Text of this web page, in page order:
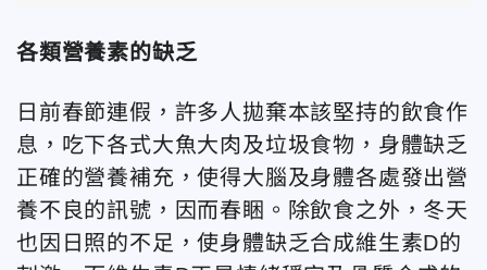
各類營養素的缺乏
日前春節連假，許多人拋棄本該堅持的飲食作
息，吃下各式大魚大肉及垃圾食物，身體缺乏
正確的營養補充，使得大腦及身體各處發出營
養不良的訊號，因而春睏。除飲食之外，冬天
也因日照的不足，使身體缺乏合成維生素D的